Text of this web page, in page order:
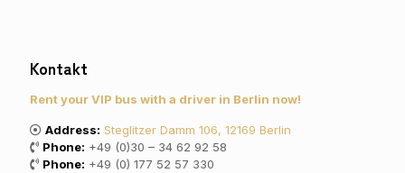
Kontakt
Rent your VIP bus with a driver in Berlin now!
Address: Steglitzer Damm 106, 12169 Berlin
Phone: +49 (0)30 – 34 62 92 58
Phone: +49 (0) 177 52 57 330